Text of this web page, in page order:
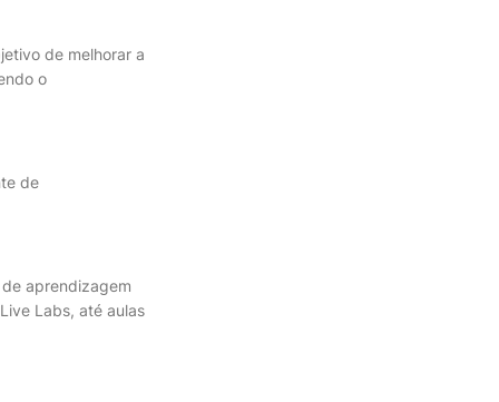
de melhorar a
o
de
aprendizagem
Labs, até aulas